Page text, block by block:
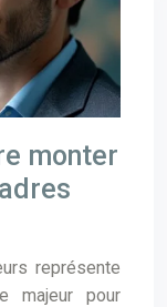
monter
représente
majeur pour